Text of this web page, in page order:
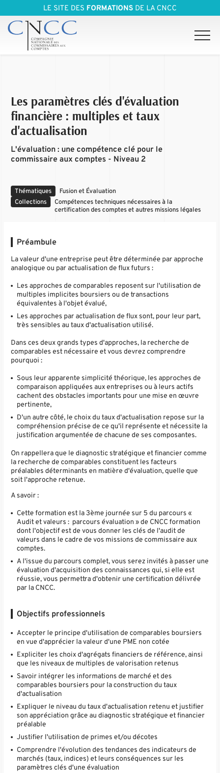
LE SITE DES FORMATIONS DE LA CNCC
Les paramètres clés d'évaluation
financière : multiples et taux
d'actualisation
L'évaluation : une compétence clé pour le
commissaire aux comptes - Niveau 2
Thématiques
Fusion et Évaluation
Collections
Compétences techniques nécessaires à la
certification des comptes et autres missions légales
Préambule
La valeur d'une entreprise peut être déterminée par approche
analogique ou par actualisation de flux futurs :
Les approches de comparables reposent sur l'utilisation de
multiples implicites boursiers ou de transactions
équivalentes à l'objet évalué,
Les approches par actualisation de flux sont, pour leur part,
très sensibles au taux d'actualisation utilisé.
Dans ces deux grands types d'approches, la recherche de
comparables est nécessaire et vous devrez comprendre
pourquoi :
Sous leur apparente simplicité théorique, les approches de
comparaison appliquées aux entreprises ou à leurs actifs
cachent des obstacles importants pour une mise en œuvre
pertinente,
D'un autre côté, le choix du taux d'actualisation repose sur la
compréhension précise de ce qu'il représente et nécessite la
justification argumentée de chacune de ses composantes.
On rappellera que le diagnostic stratégique et financier comme
la recherche de comparables constituent les facteurs
préalables déterminants en matière d'évaluation, quelle que
soit l'approche retenue.
A savoir:
Cette formation est la 3ème journée sur 5 du parcours «
Audit et valeurs : parcours évaluation » de CNCC formation
dont l'objectif est de vous donner les clés de l'audit de
valeurs dans le cadre de vos missions de commissaire aux
comptes.
A l'issue du parcours complet, vous serez invités à passer une
évaluation d'acquisition des connaissances qui, si elle est
réussie, vous permettra d'obtenir une certification délivrée
par la CNCC.
Objectifs professionnels
Accepter le principe d'utilisation de comparables boursiers
en vue d'apprécier la valeur d'une PME non cotée
Expliciter les choix d'agrégats financiers de référence, ainsi
que les niveaux de multiples de valorisation retenus
Savoir intégrer les informations de marché et des
comparables boursiers pour la construction du taux
d'actualisation
Expliquer le niveau du taux d'actualisation retenu et justifier
son appréciation grâce au diagnostic stratégique et financier
préalable
Justifier l'utilisation de primes et/ou décotes
Comprendre l'évolution des tendances des indicateurs de
marchés (taux, indices) et leurs conséquences sur les
paramètres clés d'une évaluation